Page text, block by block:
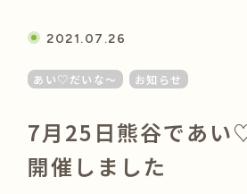
2021.07.26
あい♡だいな〜 お知らせ
7月25日熊谷であい
開催しました